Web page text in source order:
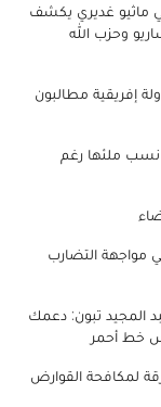
ماثيو غديري يكشف
وحزب الله
الدخول للولايات المتحدة: مواطنو 30 دولة إفريقية مطالبون
ملئها رغم
مواجهة التضارب
المجيد تبون: دعمك
خط أحمر
لمكافحة القوارض